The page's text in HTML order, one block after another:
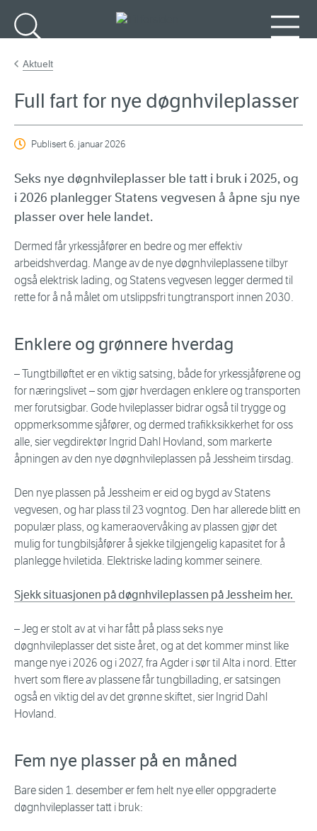
Aktuelt
Full fart for nye døgnhvileplasser
Publisert6. januar 2026
Seks nye døgnhvileplasser ble tatt i bruk i 2025, og
i 2026 planlegger Statens vegvesen å åpne sju nye
plasser over hele landet.
Dermed får yrkessjåfører en bedre og mer effektiv
arbeidshverdag. Mange av de nye døgnhvileplassene tilbyr
også elektrisk lading, og Statens vegvesen legger dermed til
rette for å nå målet om utslippsfri tungtransport innen 2030.
Enklere og grønnere hverdag
– Tungtbilløftet er en viktig satsing, både for yrkessjåførene og
for næringslivet – som gjør hverdagen enklere og transporten
mer forutsigbar. Gode hvileplasser bidrar også til trygge og
oppmerksomme sjåfører, og dermed trafikksikkerhet for oss
alle, sier vegdirektør Ingrid Dahl Hovland, som markerte
åpningen av den nye døgnhvileplassen på Jessheim tirsdag.
Den nye plassen på Jessheim er eid og bygd av Statens
vegvesen, og har plass til 23 vogntog. Den har allerede blitt en
populær plass, og kameraovervåking av plassen gjør det
mulig for tungbilsjåfører å sjekke tilgjengelig kapasitet for å
planlegge hviletida. Elektriske lading kommer seinere.
Sjekk situasjonen på døgnhvileplassen på Jessheim her.
– Jeg er stolt av at vi har fått på plass seks nye
døgnhvileplasser det siste året, og at det kommer minst like
mange nye i 2026 og i 2027, fra Agder i sør til Alta i nord. Etter
hvert som flere av plassene får tungbillading, er satsingen
også en viktig del av det grønne skiftet, sier Ingrid Dahl
Hovland.
Fem nye plasser på en måned
Bare siden 1. desember er fem helt nye eller oppgraderte
døgnhvileplasser tatt i bruk: